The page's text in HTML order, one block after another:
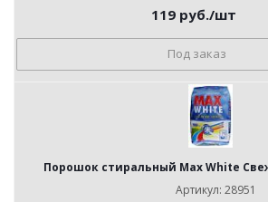
119 руб./шт
Под заказ
Порошок стиральный Max White
Артикул: 28951